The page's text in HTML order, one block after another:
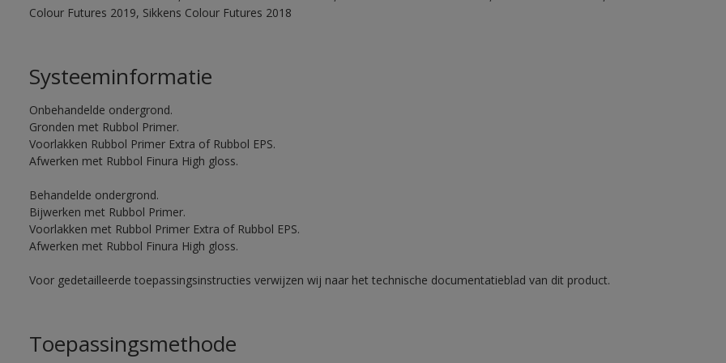
Colour Futures 2019, Sikkens Colour Futures 2018
Systeeminformatie
Onbehandelde ondergrond.
Gronden met Rubbol Primer.
Voorlakken Rubbol Primer Extra of Rubbol EPS.
Afwerken met Rubbol Finura High gloss.
Behandelde ondergrond.
Bijwerken met Rubbol Primer.
Voorlakken met Rubbol Primer Extra of Rubbol EPS.
Afwerken met Rubbol Finura High gloss.
Voor gedetailleerde toepassingsinstructies verwijzen wij naar het technische documentatieblad van dit product.
Toepassingsmethode